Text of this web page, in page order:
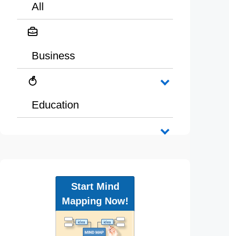
All
Business
Education
Start Mind
Mapping Now!